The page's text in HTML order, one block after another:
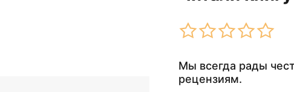
Мы всегда рады
рецензиям.